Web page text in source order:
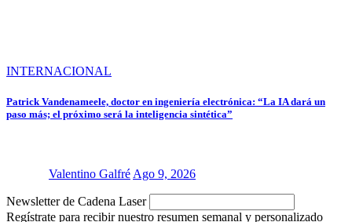
INTERNACIONAL
Patrick Vandenameele, doctor en ingeniería electrónica: “La IA dará un
paso más; el próximo será la inteligencia sintética”
Valentino Galfré Ago 9, 2026
Newsletter de Cadena Laser
Regístrate para recibir nuestro resumen semanal y personalizado